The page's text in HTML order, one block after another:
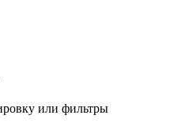
или фильтры